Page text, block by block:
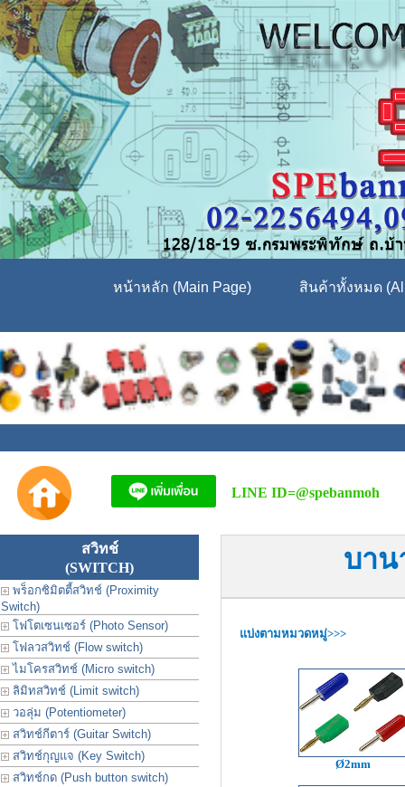
หน้าหลัก (Main Page) สินค้าทั้งหมด
LINE ID=@spebanmoh
สวิทช์
(SWITCH)
พร็อกซิมิตตี้สวิทช์ (Proximity
Switch)
โฟโตเซนเซอร์ (Photo Sensor)
โฟลวสวิทช์ (Flow switch)
ไมโครสวิทช์ (Micro switch)
ลิมิทสวิทช์ (Limit switch)
วอลุ่ม (Potentiometer)
สวิทช์กีตาร์ (Guitar Switch)
สวิทช์กุญแจ (Key Switch)
สวิทช์กด (Push button switch)
บาน
แบ่งตามหมวดหมู่>>>
Ø2mm